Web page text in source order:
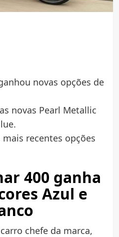
novas opções de
novas Pearl Metallic
recentes opções
400 ganha
Azul e
chefe da marca,